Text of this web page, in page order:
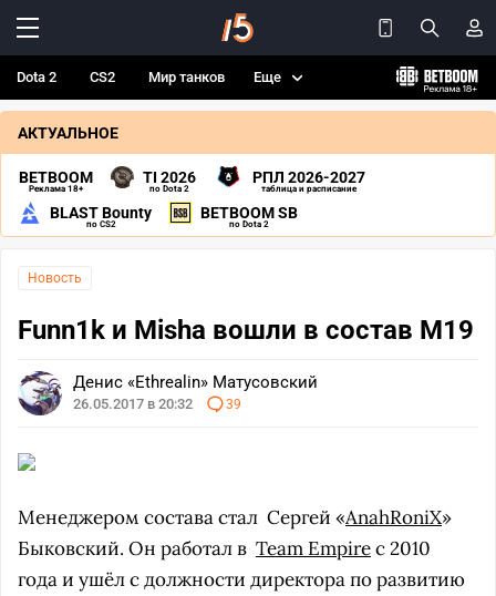
Dota 2 CS2 Мир танков Еще
АКТУАЛЬНОЕ
BETBOOM
Реклама 18+
TI 2026
по Dota 2
РПЛ 2026-2027
таблица и расписание
BLAST Bounty
по CS2
BETBOOM SB
по Dota 2
Новость
Funn1k и Misha вошли в состав M19
Денис «Ethrealin» Матусовский
26.05.2017 в 20:32 39
Менеджером состава стал Сергей «AnahRoniX»
Быковский. Он работал в Team Empireс 2010
года и ушёл с должности директора по развитию